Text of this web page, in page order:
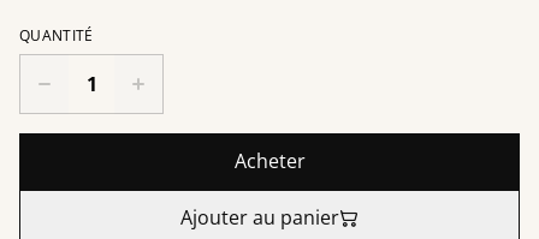
QUANTITÉ
Acheter
Ajouter au panier